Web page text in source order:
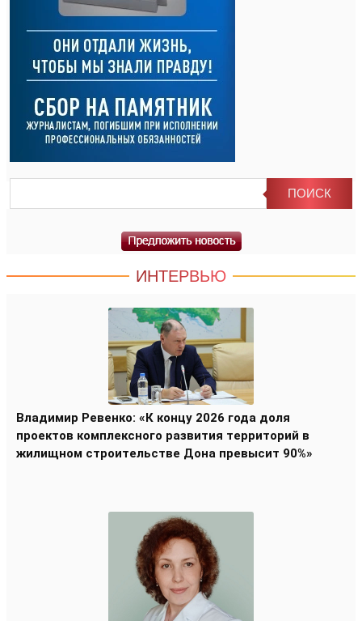
ИНТЕРВЬЮ
Владимир Ревенко: «К концу 2026 года доля
проектов комплексного развития территорий в
жилищном строительстве Дона превысит 90%»